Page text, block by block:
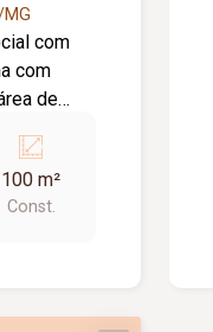
com
com
de
100 m²
Const.